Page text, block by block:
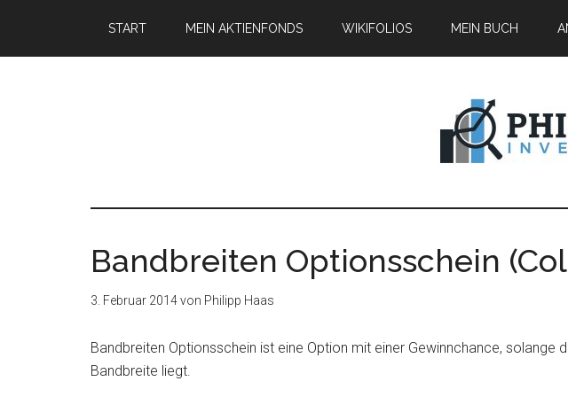
START MEIN AKTIENFONDS WIKIFOLIOS MEIN BUCH
Bandbreiten Optionsschein
3. Februar 2014von Philipp Haas
Bandbreiten Optionsschein ist eine Option mit einer Gewinnchance, solange
Bandbreite liegt.